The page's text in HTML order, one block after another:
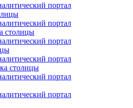
портал
портал
столицы
портал
портал
столицы
портал
портал